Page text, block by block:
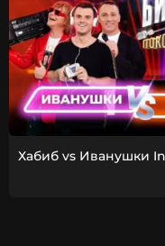
Хабиб vs Иванушки